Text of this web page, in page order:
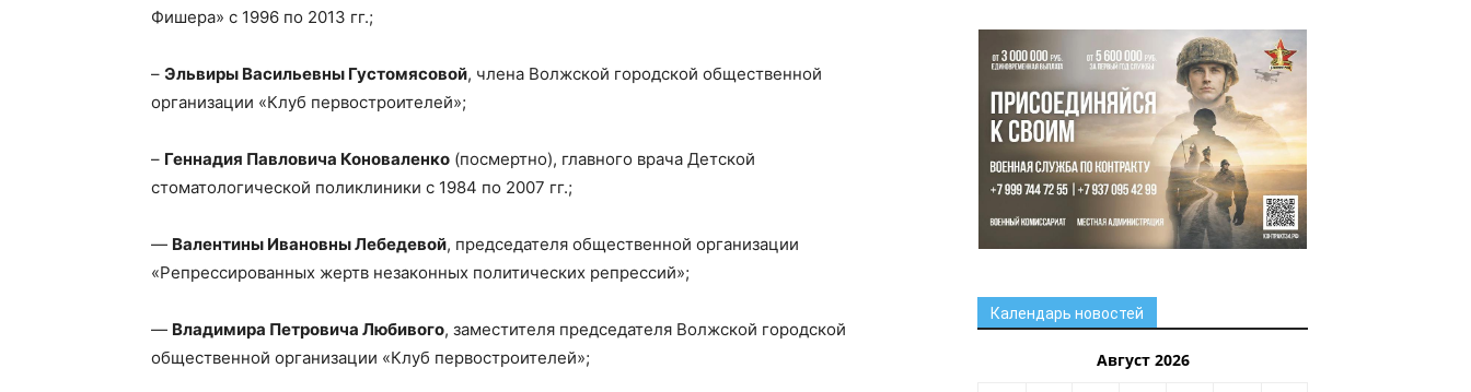
Фишера» с 1996 по 2013 гг.;
– Эльвиры Васильевны Густомясовой, члена Волжской городской общественной
организации «Клуб первостроителей»;
– Геннадия Павловича Коноваленко (посмертно), главного врача Детской
стоматологической поликлиники с 1984 по 2007 гг.;
— Валентины Ивановны Лебедевой, председателя общественной организации
«Репрессированных жертв незаконных политических репрессий»;
— Владимира Петровича Любивого, заместителя председателя Волжской городской
общественной организации «Клуб первостроителей»;
Календарь новостей
Август 2026